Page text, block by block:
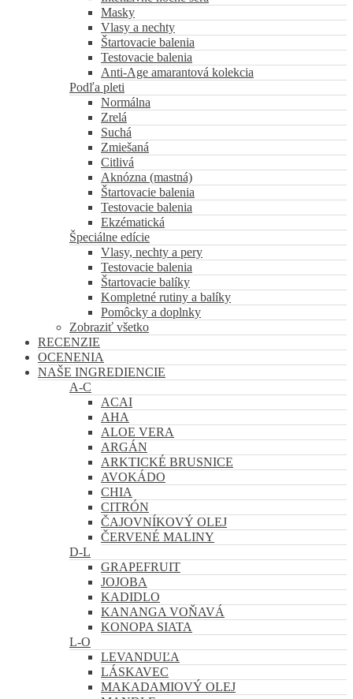
Masky
Vlasy a nechty
Štartovacie balenia
Testovacie balenia
Anti-Age amarantová kolekcia
Podľa pleti
Normálna
Zrelá
Suchá
Zmiešaná
Citlivá
Aknózna (mastná)
Štartovacie balenia
Testovacie balenia
Ekzématická
Špeciálne edície
Vlasy, nechty a pery
Testovacie balenia
Štartovacie balíky
Kompletné rutiny a balíky
Pomôcky a doplnky
Zobraziť všetko
RECENZIE
OCENENIA
NAŠE INGREDIENCIE
A-C
ACAI
AHA
ALOE VERA
ARGÁN
ARKTICKÉ BRUSNICE
AVOKÁDO
CHIA
CITRÓN
ČAJOVNÍKOVÝ OLEJ
ČERVENÉ MALINY
D-L
GRAPEFRUIT
JOJOBA
KADIDLO
KANANGA VOŇAVÁ
KONOPA SIATA
L-O
LEVANDUĽA
LÁSKAVEC
MAKADAMIOVÝ OLEJ